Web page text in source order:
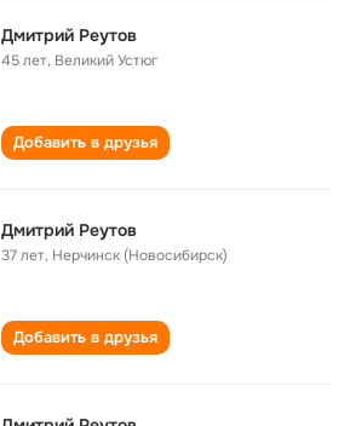
Дмитрий Реутов
45 лет, Великий Устюг
Добавить в друзья
Дмитрий Реутов
37 лет, Нерчинск (Новосибирск)
Добавить в друзья